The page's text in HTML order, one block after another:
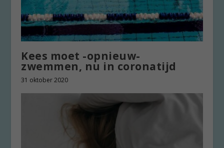
Kees moet -opnieuw-
zwemmen, nu in coronatijd
31 oktober 2020